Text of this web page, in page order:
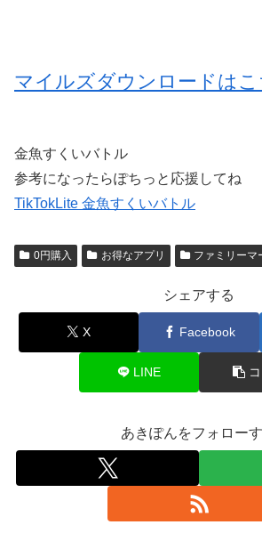
マイルズダウンロードはこ
金魚すくいバトル
参考になったらぽちっと応援してね
TikTokLite 金魚すくいバトル
0円購入 お得なアプリ ファミリーマ
シェアする
X Facebook
LINE
あきぽんをフォロー